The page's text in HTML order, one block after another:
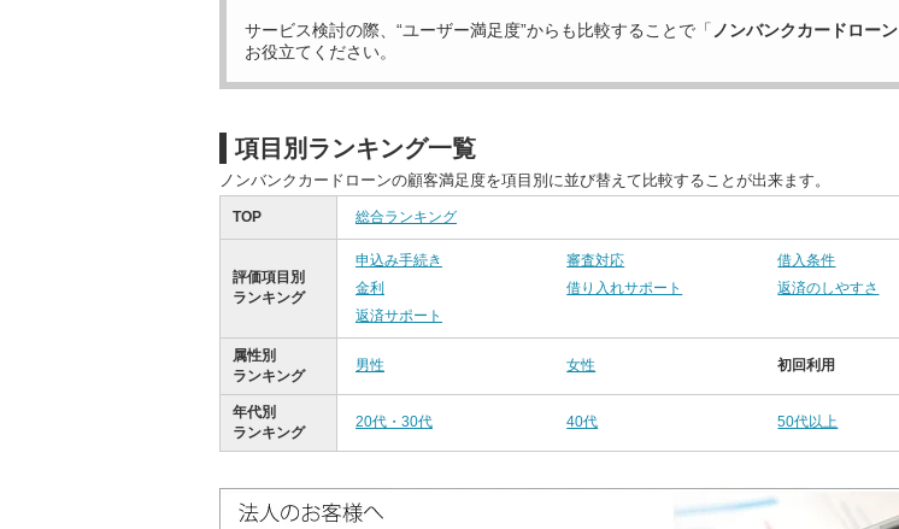
サービス検討の際、“ユーザー満足度”からも比較することで「 ノンバンクカードローン
お役立てください。
項目別ランキング一覧
ノンバンクカードローンの顧客満足度を項目別に並び替えて比較することが出来ます。
TOP 総合ランキング
評価項目別
ランキング
申込み手続き 審査対応
借入条件
金利
借り入れサポート
返済のしやすさ
返済サポート
属性別
ランキング
男性 女性 初回利用
年代別
ランキング
20代・30代 40代 50代以上